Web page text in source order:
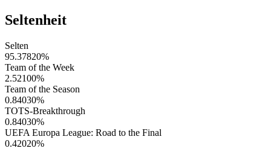
Seltenheit
Selten
95.37820%
Team of the Week
2.52100%
Team of the Season
0.84030%
TOTS-Breakthrough
0.84030%
UEFA Europa League: Road to the Final
0.42020%